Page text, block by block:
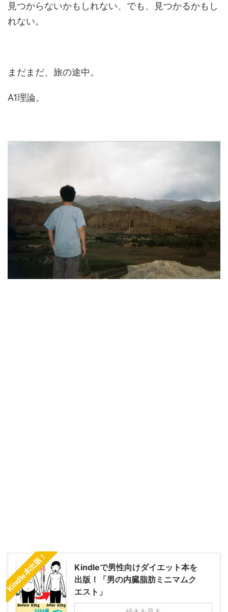
見つからないかもしれない、でも、見つかるかもし
れない。
まだまだ、旅の途中。
A1理論。
Kindle本出版！
Kindleで男性向けダイエット本を
出版！「男の内臓脂肪ミニマムク
エスト」